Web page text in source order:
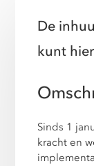
De
kunt
Sinds 1
kracht en